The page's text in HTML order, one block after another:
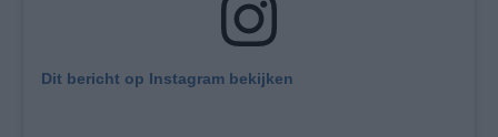
Dit bericht op Instagram bekijken